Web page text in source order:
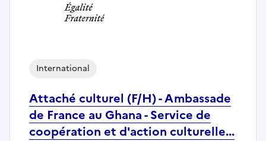
Attaché culturel (F/H) - Ambassade
de France au Ghana - Service de
coopération et d'action culturelle...
International